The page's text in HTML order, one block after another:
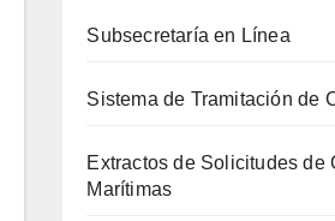
Subsecretaría en Línea
Sistema de Tramitación de
Extractos de Solicitudes de
Marítimas